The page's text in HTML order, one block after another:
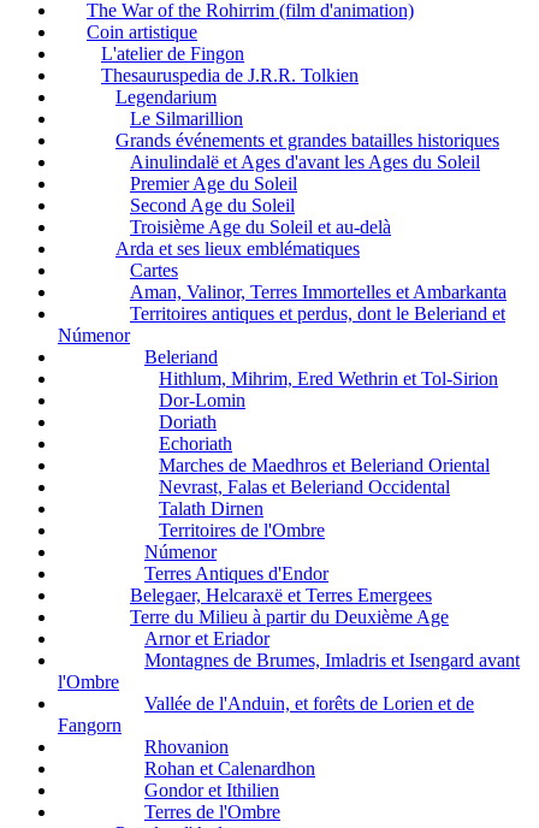
The War of the Rohirrim (film d'animation)
Coin artistique
L'atelier de Fingon
Thesauruspedia de J.R.R. Tolkien
Legendarium
Le Silmarillion
Grands événements et grandes batailles historiques
Ainulindalë et Ages d'avant les Ages du Soleil
Premier Age du Soleil
Second Age du Soleil
Troisième Age du Soleil et au-delà
Arda et ses lieux emblématiques
Cartes
Aman, Valinor, Terres Immortelles et Ambarkanta
Territoires antiques et perdus, dont le Beleriand et
Númenor
Beleriand
Hithlum, Mihrim, Ered Wethrin et Tol-Sirion
Dor-Lomin
Doriath
Echoriath
Marches de Maedhros et Beleriand Oriental
Nevrast, Falas et Beleriand Occidental
Talath Dirnen
Territoires de l'Ombre
Númenor
Terres Antiques d'Endor
Belegaer, Helcaraxë et Terres Emergees
Terre du Milieu à partir du Deuxième Age
Arnor et Eriador
Montagnes de Brumes, Imladris et Isengard avant
l'Ombre
Vallée de l'Anduin, et forêts de Lorien et de
Fangorn
Rhovanion
Rohan et Calenardhon
Gondor et Ithilien
Terres de l'Ombre